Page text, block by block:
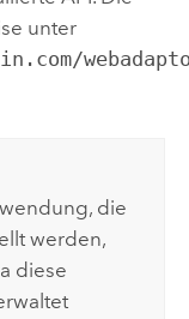
unter
die
werden,
diese